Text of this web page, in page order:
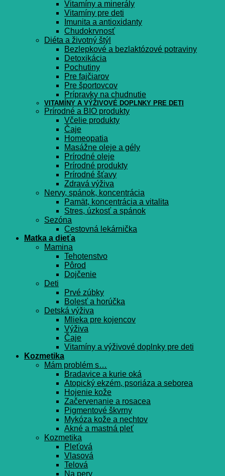
Vitamíny a minerály
Vitamíny pre deti
Imunita a antioxidanty
Chudokrvnosť
Diéta a životný štýl
Bezlepkové a bezlaktózové potraviny
Detoxikácia
Pochutiny
Pre fajčiarov
Pre športovcov
Prípravky na chudnutie
VITAMÍNY A VÝŽIVOVÉ DOPLNKY PRE DETI
Prírodné a BIO produkty
Včelie produkty
Čaje
Homeopatia
Masážne oleje a gély
Prírodné oleje
Prírodné produkty
Prírodné šťavy
Zdravá výživa
Nervy, spánok, koncentrácia
Pamät, koncentrácia a vitalita
Stres, úzkosť a spánok
Sezóna
Cestovná lekárnička
Matka a dieťa
Mamina
Tehotenstvo
Pôrod
Dojčenie
Deti
Prvé zúbky
Bolesť a horúčka
Detská výživa
Mlieka pre kojencov
Výživa
Čaje
Vitamíny a výživové doplnky pre deti
Kozmetika
Mám problém s…
Bradavice a kurie oká
Atopický ekzém, psoriáza a seborea
Hojenie kože
Začervenanie a rosacea
Pigmentové škvrny
Mykóza kože a nechtov
Akné a mastná pleť
Kozmetika
Pleťová
Vlasová
Telová
Na pery